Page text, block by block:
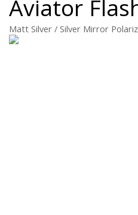
Aviator
Matt Silver / Silver Mirror